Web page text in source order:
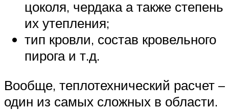
цоколя, чердака а также степень
их утепления;
тип кровли, состав кровельного
пирога и т.д.
Вообще, теплотехнический расчет –
один из самых сложных в области.